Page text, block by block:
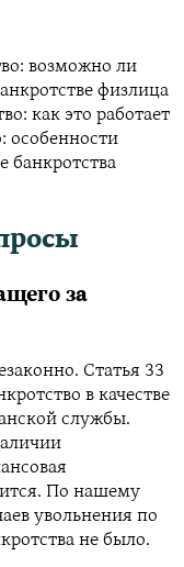
возможно ли
физлица
как это работает
особенности
банкротства
за
Статья 33
в качестве
службы.
По нашему
увольнения по
не было.